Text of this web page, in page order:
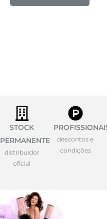
STOCK
PERMANENTE
distribuidor
oficial
descontos e
condições